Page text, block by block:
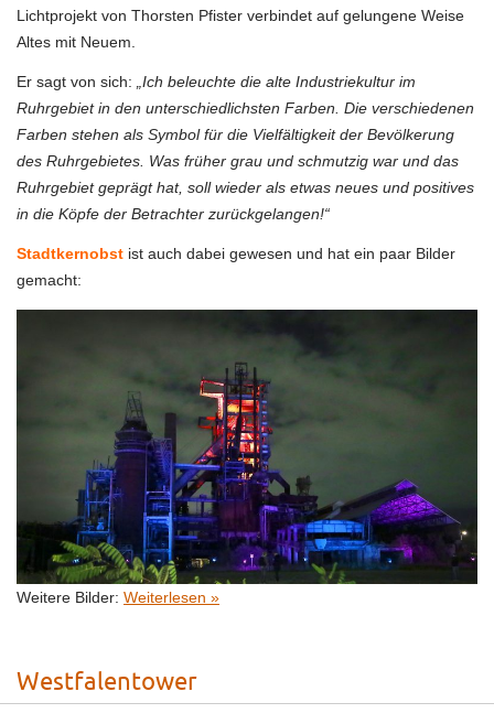
Lichtprojekt von Thorsten Pfister verbindet auf gelungene Weise
Altes mit Neuem.
Er sagt von sich:
„Ich beleuchte die alte Industriekultur im
Ruhrgebiet in den unterschiedlichsten Farben. Die verschiedenen
Farben stehen als Symbol für die Vielfältigkeit der Bevölkerung
des Ruhrgebietes. Was früher grau und schmutzig war und das
Ruhrgebiet geprägt hat, soll wieder als etwas neues und positives
in die Köpfe der Betrachter zurückgelangen!“
Stadtkernobst ist auch dabei gewesen und hat ein paar Bilder
gemacht:
Weitere Bilder: Weiterlesen »
Westfalentower